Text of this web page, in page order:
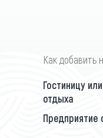
Как добавить
Гостиницу
отдыха
Предприятие